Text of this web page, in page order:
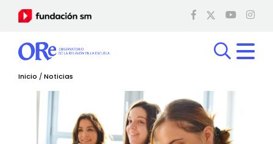
Inicio /Noticias